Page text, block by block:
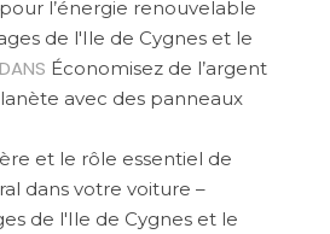
l’énergie renouvelable
de l'Ile de Cygnes et le
DANS Économisez de l’argent
avec des panneaux
et le rôle essentiel de
dans votre voiture –
de l'Ile de Cygnes et le